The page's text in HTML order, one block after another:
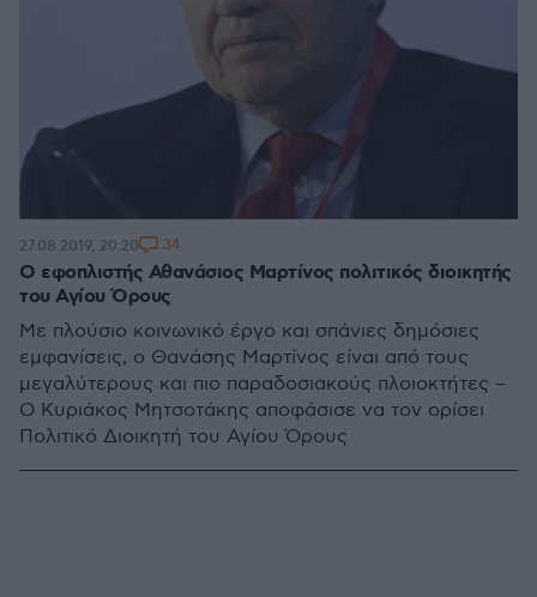
Ο εφοπλιστής Αθανάσιος Μαρτίνος πολιτικός διοικητής
του Αγίου Όρους
Με πλούσιο κοινωνικό έργο και σπάνιες δημόσιες
εμφανίσεις, ο Θανάσης Μαρτίνος είναι από τους
μεγαλύτερους και πιο παραδοσιακούς πλοιοκτήτες –
Ο Κυριάκος Μητσοτάκης αποφάσισε να τον ορίσει
Πολιτικό Διοικητή του Αγίου Όρους
27.08.2019, 20:20 34